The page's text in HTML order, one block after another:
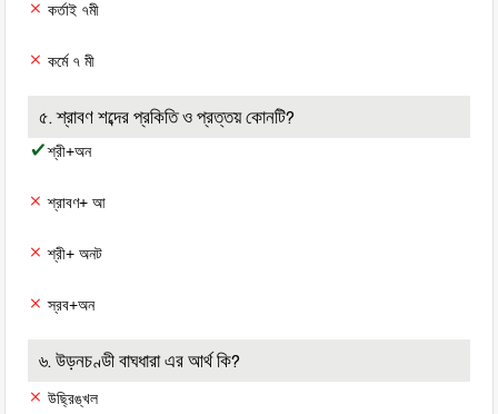
কর্তাই ৭মী
কর্মে ৭ মী
৫. শ্রাবণ শব্দের প্রকিতি ও প্রত্তয় কোনটি?
শ্রী+অন
শ্রাবণ+ আ
শ্রী+ অনট
স্রব+অন
৬. উড়নচণ্ডী বাঘধারা এর আর্থ কি?
উছ্রিঙ্খল